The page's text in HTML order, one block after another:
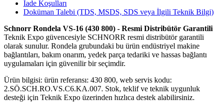
İade Koşulları
Doküman Talebi (TDS, MSDS, SDS veya İlgili Teknik Bilgi)
Schnorr Rondela VS-16 (430 800) - Resmi Distribütör Garantili
Teknik Expo güvencesiyle SCHNORR resmi distribütör garantili
olarak sunulur. Rondela grubundaki bu ürün endüstriyel makine
bağlantıları, bakım onarım, yedek parça tedariki ve hassas bağlantı
uygulamaları için güvenilir bir seçimdir.
Ürün bilgisi: ürün referansı: 430 800, web servis kodu:
2.SÖ.SCH.RO.VS.C6.KA.007. Stok, teklif ve teknik uygunluk
desteği için Teknik Expo üzerinden hızlıca destek alabilirsiniz.